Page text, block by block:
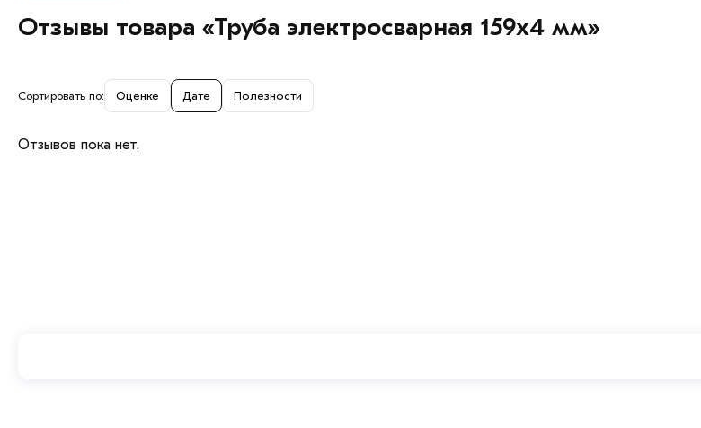
Отзывы товара «Труба электросварная 159х4 мм»
Сортировать по: Оценке Дате Полезности
Отзывов пока нет.